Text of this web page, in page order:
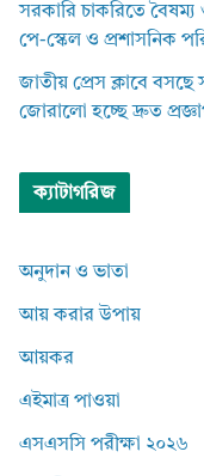
সরকারি চাকরিতে
পে-স্কেল ও প্রশাসনিক
জাতীয় প্রেস ক্লাবে বসছে
জোরালো হচ্ছে দ্রুত
ক্যাটাগরিজ
অনুদান ও ভাতা
আয় করার উপায়
আয়কর
এইমাত্র পাওয়া
এসএসসি পরীক্ষা ২০২৬